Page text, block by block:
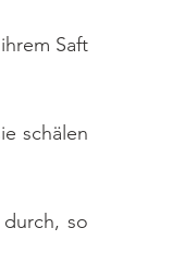
Saft
schälen
so